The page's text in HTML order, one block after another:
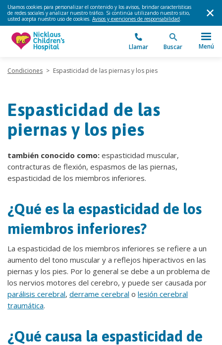
Usamos cookies para personalizar el contenido y los avisos, brindar características
de redes sociales y analizar nuestro tráfico. Si continúa utilizando nuestro sitio,
usted acepta nuestro uso de cookies. Avisos y exenciones de responsabilidad.
Llamar Buscar Menú
Condiciones > Espasticidad de las piernas y los pies
Espasticidad de las
piernas y los pies
también conocido como: espasticidad muscular,
contracturas de flexión, espasmos de las piernas,
espasticidad de los miembros inferiores.
¿Qué es la espasticidad de los
miembros inferiores?
La espasticidad de los miembros inferiores se refiere a un
aumento del tono muscular y a reflejos hiperactivos en las
piernas y los pies. Por lo general se debe a un problema de
los nervios motores del cerebro, y puede ser causada por
parálisis cerebral, derrame cerebral o lesión cerebral
traumática.
¿Qué causa la espasticidad de